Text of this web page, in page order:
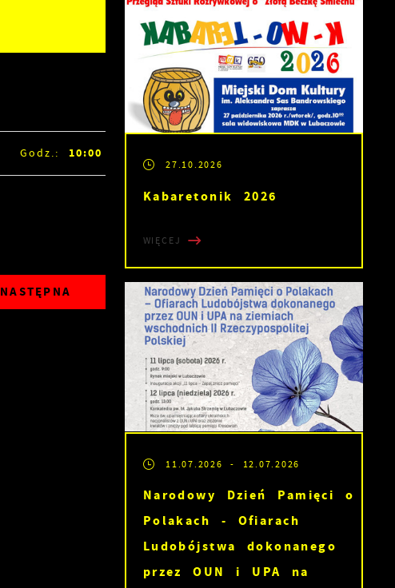
Godz.: 10:00
NASTĘPNA
27.10.2026
Kabaretonik 2026
WIĘCEJ
11.07.2026 - 12.07.2026
Narodowy Dzień Pamięci o
Polakach - Ofiarach
Ludobójstwa dokonanego
przez OUN i UPA na